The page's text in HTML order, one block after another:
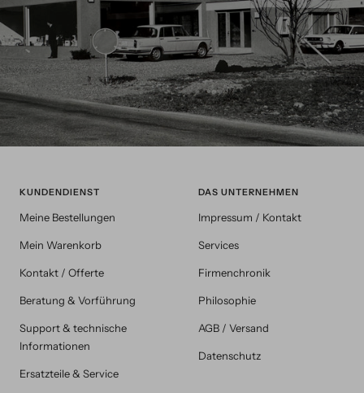
KUNDENDIENST
Meine Bestellungen
Mein Warenkorb
Kontakt / Offerte
Beratung & Vorführung
Support & technische
Informationen
Ersatzteile & Service
DAS UNTERNEHMEN
Impressum / Kontakt
Services
Firmenchronik
Philosophie
AGB / Versand
Datenschutz